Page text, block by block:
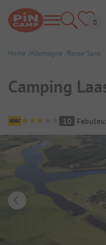
Home Allemagne Basse-Saxe
Camping
Aperçu du10